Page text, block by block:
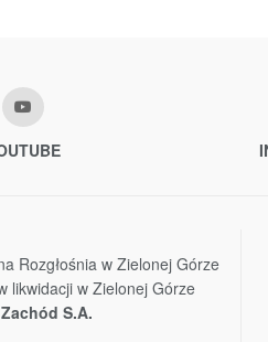
Rozgłośnia w Zielonej Górze
likwidacji w Zielonej Górze
S.A.